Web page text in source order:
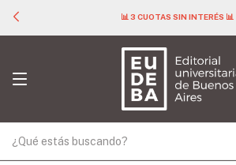
📊 3 CUOTAS SIN INTERÉS 📊